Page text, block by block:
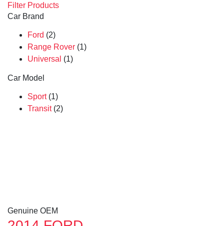
Filter Products
Car Brand
Ford (2)
Range Rover (1)
Universal (1)
Car Model
Sport (1)
Transit (2)
Genuine OEM